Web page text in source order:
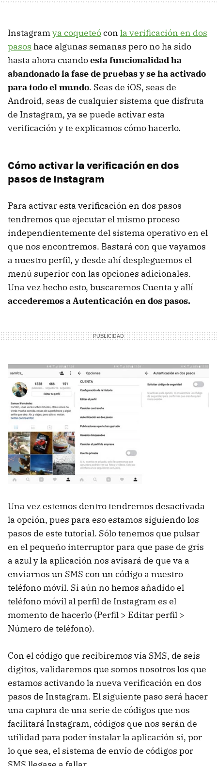
Instagramya coqueteócon la verificación en dos
pasos hace algunas semanas pero no ha sido
hasta ahora cuandoesta funcionalidad ha
abandonado la fase de pruebas y se ha activado
para todo el mundo. Seas de iOS, seas de
Android, seas de cualquier sistema que disfruta
de Instagram, ya se puede activar esta
verificación y te explicamos cómo hacerlo.
Cómo activar la verificación en dos
pasos de Instagram
Para activar esta verificación en dos pasos
tendremos que ejecutar el mismo proceso
independientemente del sistema operativo en el
que nos encontremos. Bastará con que vayamos
a nuestro perfil, y desde ahí despleguemos el
menú superior con las opciones adicionales.
Una vez hecho esto, buscaremos Cuenta y allí
accederemos a Autenticación en dos pasos.
Una vez estemos dentro tendremos desactivada
la opción, pues para eso estamos siguiendo los
pasos de este tutorial. Sólo tenemos que pulsar
en el pequeño interruptor para que pase de gris
a azul y la aplicación nos avisará de que va a
enviarnos un SMS con un código a nuestro
teléfono móvil. Si aún no hemos añadido el
teléfono móvil al perfil de Instagram es el
momento de hacerlo (Perfil > Editar perfil >
Número de teléfono).
Con el código que recibiremos vía SMS, de seis
digitos, validaremos que somos nosotros los que
estamos activando la nueva verificación en dos
pasos de Instagram. El siguiente paso será hacer
una captura de una serie de códigos que nos
facilitará Instagram, códigos que nos serán de
utilidad para poder instalar la aplicación si, por
lo que sea, el sistema de envío de códigos por